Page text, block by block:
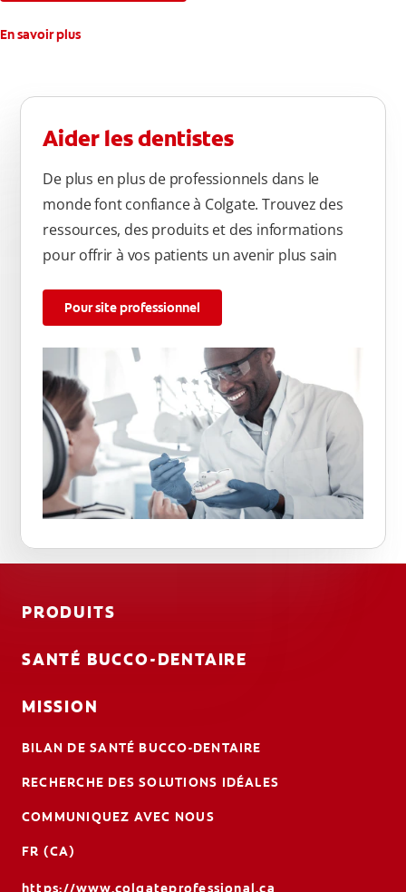
En savoir plus
Aider les dentistes
De plus en plus de professionnels dans le
monde font confiance à Colgate. Trouvez des
ressources, des produits et des informations
pour offrir à vos patients un avenir plus sain
Pour site professionnel
PRODUITS
SANTÉ BUCCO-DENTAIRE
MISSION
BILAN DE SANTÉ BUCCO-DENTAIRE
RECHERCHE DES SOLUTIONS IDÉALES
COMMUNIQUEZ AVEC NOUS
FR (CA)
https://www.colgateprofessional.ca